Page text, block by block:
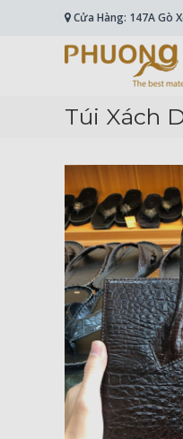
Cửa Hàng: 147A Gò
Cá
Phương
Đông
Lòng
Ở
Chất
Lượng
Túi Xách